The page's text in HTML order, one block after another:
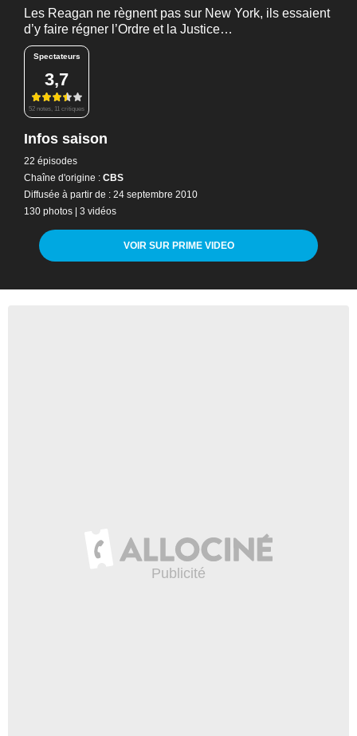
Les Reagan ne règnent pas sur New York, ils essaient
d’y faire régner l’Ordre et la Justice…
Spectateurs
3,7
52 notes, 11 critiques
Infos saison
22 épisodes
Chaîne d'origine : CBS
Diffusée à partir de : 24 septembre 2010
130 photos | 3 vidéos
VOIR SUR PRIME VIDEO